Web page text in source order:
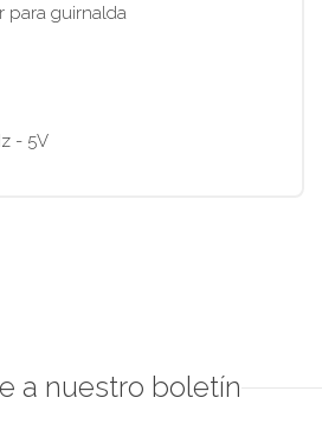
para guirnalda
- 5V
a nuestro boletín